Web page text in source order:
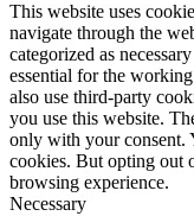
This website uses
navigate through the
categorized as
essential for the
also use third-party
you use this website.
only with your consent.
cookies. But opting out
browsing experience.
Necessary